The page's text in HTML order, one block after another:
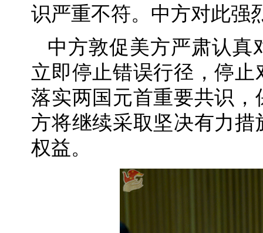
识严重不符。中方对此强
中方敦促美方严肃认真
立即停止错误行径，停
落实两国元首重要共识
方将继续采取坚决有力
权益。